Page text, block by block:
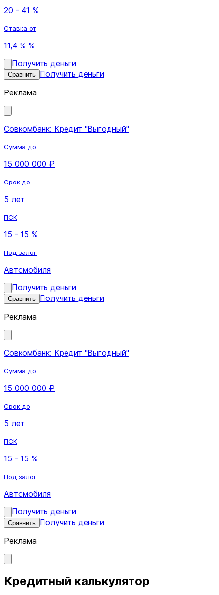
20 - 41 %
Ставка от
11,4 % %
Получить деньги
Сравнить Получить деньги
Реклама
Совкомбанк: Кредит "Выгодный"
Сумма до
15 000 000 ₽
Срок до
5 лет
ПСК
15 - 15 %
Под залог
Автомобиля
Получить деньги
Сравнить Получить деньги
Реклама
Совкомбанк: Кредит "Выгодный"
Сумма до
15 000 000 ₽
Срок до
5 лет
ПСК
15 - 15 %
Под залог
Автомобиля
Получить деньги
Сравнить Получить деньги
Реклама
Кредитный калькулятор